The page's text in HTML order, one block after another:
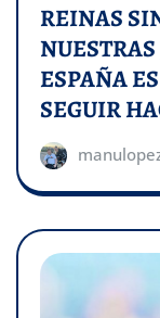
REINAS
ESPAÑA
SEGUIR